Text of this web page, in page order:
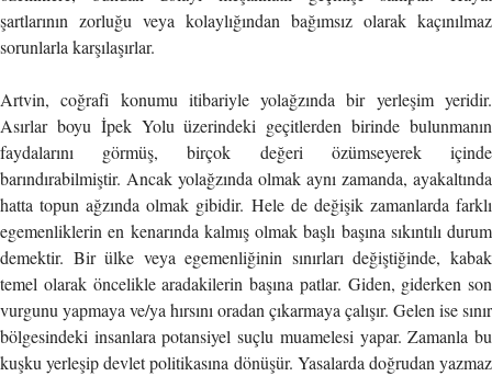
şartlarının zorluğu veya kolaylığından bağımsız olarak kaçınılmaz
sorunlarla karşılaşırlar.
Artvin, coğrafi konumu itibariyle yolağzında bir yerleşim yeridir.
Asırlar boyu İpek Yolu üzerindeki geçitlerden birinde bulunmanın
faydalarını görmüş, birçok değeri özümseyerek içinde
barındırabilmiştir. Ancak yolağzında olmak aynı zamanda, ayakaltında
hatta topun ağzında olmak gibidir. Hele de değişik zamanlarda farklı
egemenliklerin en kenarında kalmış olmak başlı başına sıkıntılı durum
demektir. Bir ülke veya egemenliğinin sınırları değiştiğinde, kabak
temel olarak öncelikle aradakilerin başına patlar. Giden, giderken son
vurgunu yapmaya ve/ya hırsını oradan çıkarmaya çalışır. Gelen ise sınır
bölgesindeki insanlara potansiyel suçlu muamelesi yapar. Zamanla bu
kuşku yerleşip devlet politikasına dönüşür. Yasalarda doğrudan yazmaz